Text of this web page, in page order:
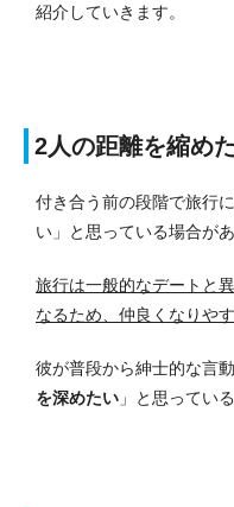
紹介していきます。
2人の距離を縮め
付き合う前の段階で旅行
い」と思っている場合があ
旅行は一般的なデートと
なるため、仲良くなりや
彼が普段から紳士的な言
を深めたい 」と思ってい